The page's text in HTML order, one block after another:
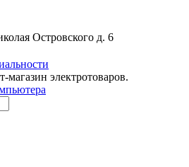
Островского д. 6
электротоваров.